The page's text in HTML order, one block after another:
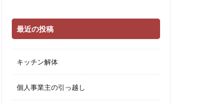
最近の投稿
キッチン解体
個人事業主の引っ越し